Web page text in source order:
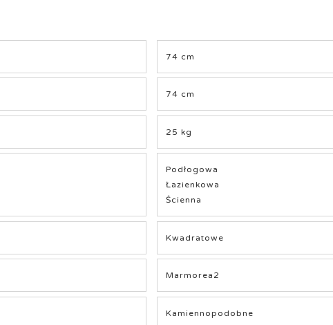
74 cm
74 cm
25 kg
Podłogowa
Łazienkowa
Ścienna
Kwadratowe
Marmorea2
Kamiennopodobne